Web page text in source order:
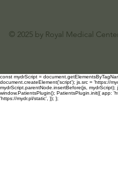
© 2025 by Royal Medical
const mydrScript =
document.createElement('script'); js.src = 'https://
mydrScript.parentNode.insertBefore(js,
window.PatientsPlugin(); PatientsPlugin.init({ app:
'https://mydr.pl/static', }); };